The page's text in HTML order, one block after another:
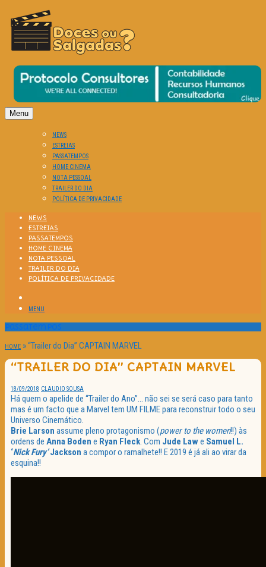
DOCES OU SALGADAS?
O Cinema? Uma Paixão!!
Menu
NEWS
ESTREIAS
PASSATEMPOS
HOME CINEMA
NOTA PESSOAL
TRAILER DO DIA
POLÍTICA DE PRIVACIDADE
NEWS
ESTREIAS
PASSATEMPOS
HOME CINEMA
NOTA PESSOAL
TRAILER DO DIA
POLÍTICA DE PRIVACIDADE
MENU
Passatempos
HOME »“Trailer do Dia” CAPTAIN MARVEL
“TRAILER DO DIA” CAPTAIN MARVEL
18/09/2018 CLAUDIO SOUSA
Há quem o apelide de “Trailer do Ano”… não sei se será caso para tanto
mas é um facto que a Marvel tem UM FILME para reconstruir todo o seu
Universo Cinemático.
Brie Larson assume pleno protagonismo (power to the women!!) às
ordens de Anna Boden e Ryan Fleck. Com Jude Lawe Samuel L.
‘Nick Fury’Jackson a compor o ramalhete!! E 2019 é já ali ao virar da
esquina!!